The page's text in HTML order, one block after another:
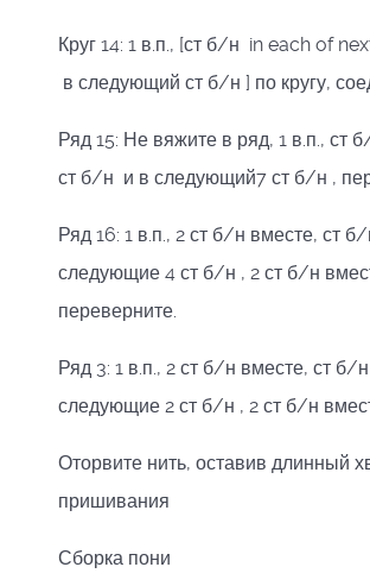
Круг 14: 1 в.п., [ст б/н in each of
в следующий ст б/н ] по кругу,
Ряд 15: Не вяжите в ряд, 1 в.п., ст
ст б/н и в следующий7 ст б/н ,
Ряд 16: 1 в.п., 2 ст б/н вместе, ст
следующие 4 ст б/н , 2 ст б/н
переверните.
Ряд 3: 1 в.п., 2 ст б/н вместе, ст б/
следующие 2 ст б/н , 2 ст б/н
Оторвите нить, оставив длинный
пришивания
Сборка пони